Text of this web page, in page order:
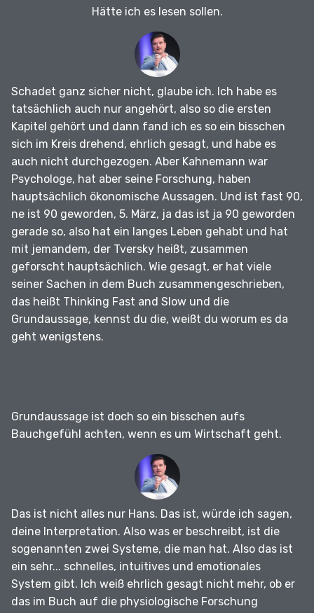
Hätte ich es lesen sollen.
Schadet ganz sicher nicht, glaube ich. Ich habe es
tatsächlich auch nur angehört, also so die ersten
Kapitel gehört und dann fand ich es so ein bisschen
sich im Kreis drehend, ehrlich gesagt, und habe es
auch nicht durchgezogen. Aber Kahnemann war
Psychologe, hat aber seine Forschung, haben
hauptsächlich ökonomische Aussagen. Und ist fast 90,
ne ist 90 geworden, 5. März, ja das ist ja 90 geworden
gerade so, also hat ein langes Leben gehabt und hat
mit jemandem, der Tversky heißt, zusammen
geforscht hauptsächlich. Wie gesagt, er hat viele
seiner Sachen in dem Buch zusammengeschrieben,
das heißt Thinking Fast and Slow und die
Grundaussage, kennst du die, weißt du worum es da
geht wenigstens.
Grundaussage ist doch so ein bisschen aufs
Bauchgefühl achten, wenn es um Wirtschaft geht.
Das ist nicht alles nur Hans. Das ist, würde ich sagen,
deine Interpretation. Also was er beschreibt, ist die
sogenannten zwei Systeme, die man hat. Also das ist
ein sehr... schnelles, intuitives und emotionales
System gibt. Ich weiß ehrlich gesagt nicht mehr, ob er
das im Buch auf die physiologische Forschung